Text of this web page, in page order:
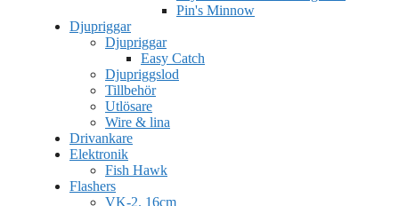
Pin's Minnow
Djupriggar
Djupriggar
Easy Catch
Djupriggslod
Tillbehör
Utlösare
Wire & lina
Drivankare
Elektronik
Fish Hawk
Flashers
VK-2. 16cm